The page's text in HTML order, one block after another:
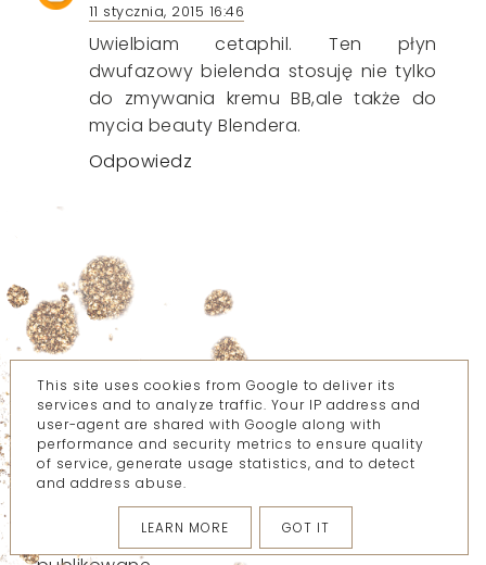
11 stycznia, 2015 16:46
Uwielbiam cetaphil. Ten płyn
dwufazowy bielenda stosuję nie tylko
do zmywania kremu BB,ale także do
mycia beauty Blendera.
Odpowiedz
Komentarze zawierające link nie będą
This site uses cookies from Google to deliver its
services and to analyze traffic. Your IP address and
user-agent are shared with Google along with
performance and security metrics to ensure quality
of service, generate usage statistics, and to detect
and address abuse.
LEARN MORE GOT IT